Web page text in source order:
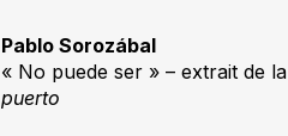
Pablo Sorozábal
« No puede ser » – extrait de la
puerto